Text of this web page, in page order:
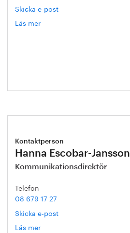
Skicka e-post
Läs mer
Kontaktperson
Hanna Escobar-Jansson
Kommunikationsdirektör
Telefon
08 679 17 27
Skicka e-post
Läs mer